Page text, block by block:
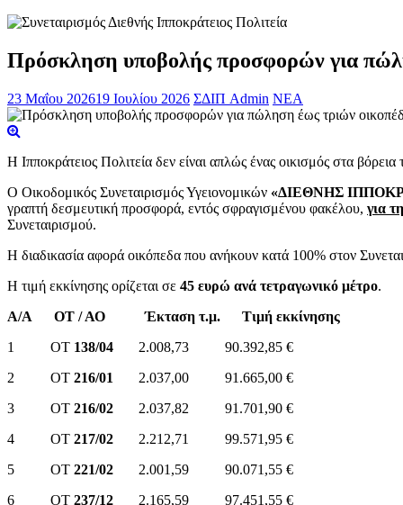
Πρόσκληση υποβολής προσφορών για
23 Μαΐου 202619 Ιουλίου 2026 ΣΔΙΠ Admin ΝΕΑ
Η Ιπποκράτειος Πολιτεία δεν είναι απλώς ένας οικισμός στα
Ο Οικοδομικός Συνεταιρισμός Υγειονομικών «ΔΙΕΘΝΗΣ
γραπτή δεσμευτική προσφορά, εντός σφραγισμένου φακέλου, για
Συνεταιρισμού.
Η διαδικασία αφορά οικόπεδα που ανήκουν κατά 100% στον
Η τιμή εκκίνησης ορίζεται σε 45 ευρώ ανά τετραγωνικό μέτρο.
Α/Α ΟΤ / ΑΟ Έκταση τ.μ. Τιμή εκκίνησης
1 ΟΤ 138/04 2.008,73 90.392,85 €
2 ΟΤ 216/01
2.037,00 91.665,00 €
3 ΟΤ 216/02 2.037,82 91.701,90 €
4 ΟΤ 217/02 2.212,71 99.571,95 €
5 ΟΤ 221/02 2.001,59 90.071,55 €
6 ΟΤ 237/12 2.165,59 97.451,55 €